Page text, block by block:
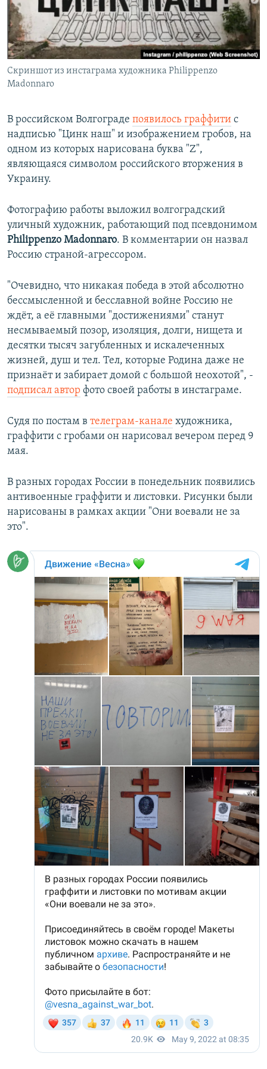
ПОБЕДИТЕЛЕЙ НЕ СУДЯТ?
КРЫМ.НЕПОКОРЕННЫЙ
ELIFBE
УКРАИНСКАЯ ПРОБЛЕМА КРЫМА
ПРИСОЕДИНЯЙТЕСЬ!
Скриншот из инстаграма художника Philippenzo
Madonnaro
В российском Волгограде появилось граффити с
надписью "Цинк наш" и изображением гробов, на
одном из которых нарисована буква "Z",
являющаяся символом российского вторжения в
Украину.
Фотографию работы выложил волгоградский
уличный художник, работающий под псевдонимом
Philippenzo Madonnaro. В комментарии он назвал
Россию страной-агрессором.
"Очевидно, что никакая победа в этой абсолютно
бессмысленной и бесславной войне Россию не
ждёт, а её главными "достижениями" станут
несмываемый позор, изоляция, долги, нищета и
десятки тысяч загубленных и искалеченных
жизней, душ и тел. Тел, которые Родина даже не
признаёт и забирает домой с большой неохотой", -
подписал автор фото своей работы в инстаграме.
Судя по постам в телеграм-канале художника,
граффити с гробами он нарисовал вечером перед 9
мая.
В разных городах России в понедельник появились
антивоенные граффити и листовки. Рисунки были
нарисованы в рамках акции "Они воевали не за
это".